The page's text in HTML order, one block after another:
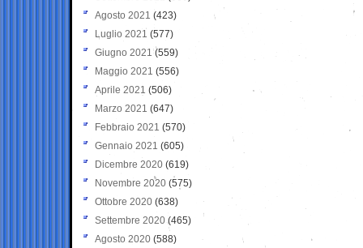
Agosto 2021 (423)
Luglio 2021 (577)
Giugno 2021(559)
Maggio 2021 (556)
Aprile 2021 (506)
Marzo 2021 (647)
Febbraio 2021 (570)
Gennaio 2021 (605)
Dicembre 2020 (619)
Novembre 2020 (575)
Ottobre 2020 (638)
Settembre 2020(465)
Agosto 2020 (588)